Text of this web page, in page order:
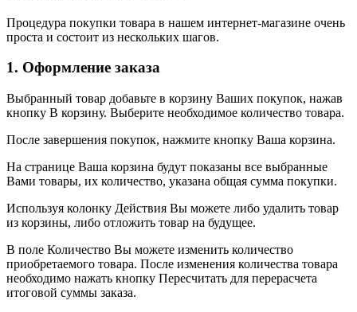
Процедура покупки товара в нашем интернет-магазине очень
проста и состоит из нескольких шагов.
1. Оформление заказа
Выбранный товар добавьте в корзину Ваших покупок, нажав
кнопку В корзину. Выберите необходимое количество товара.
После завершения покупок, нажмите кнопку Ваша корзина.
На странице Ваша корзина будут показаны все выбранные
Вами товары, их количество, указана общая сумма покупки.
Используя колонку Действия Вы можете либо удалить товар
из корзины, либо отложить товар на будущее.
В поле Количество Вы можете изменить количество
приобретаемого товара. После изменения количества товара
необходимо нажать кнопку Пересчитать для перерасчета
итоговой суммы заказа.